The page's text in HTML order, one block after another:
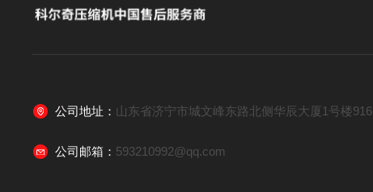
公司地址： 山东省济宁市城文峰东路北侧华辰大厦1号楼916
公司邮箱： 593210992@qq.com